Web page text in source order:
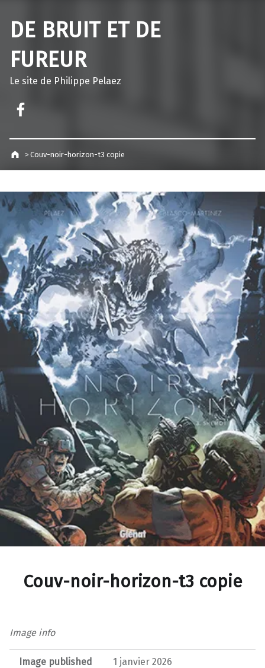
DE BRUIT ET DE
FUREUR
Le site de Philippe Pelaez
> Couv-noir-horizon-t3 copie
Couv-noir-horizon-t3 copie
Image info
Image published
1 janvier 2026